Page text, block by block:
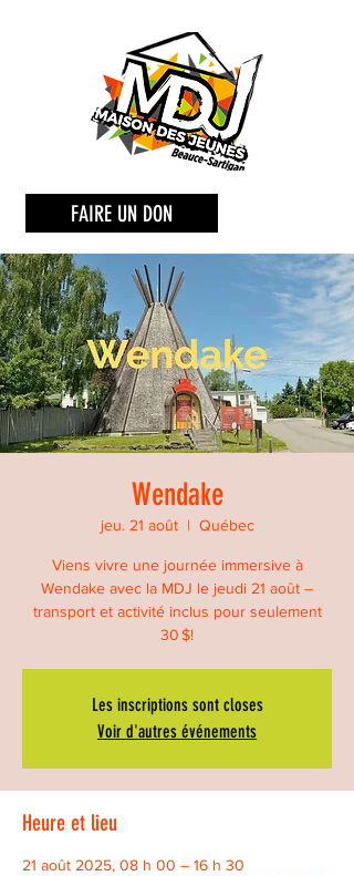
FAIRE UN DON
Wendake
jeu. 21 août
  |
Québec
Viens vivre une journée immersive à
Wendake avec la MDJ le jeudi 21 août –
transport et activité inclus pour seulement
30 $!
Les inscriptions sont closes
Voir d'autres événements
Heure et lieu
21 août 2025, 08 h 00 – 16 h 30